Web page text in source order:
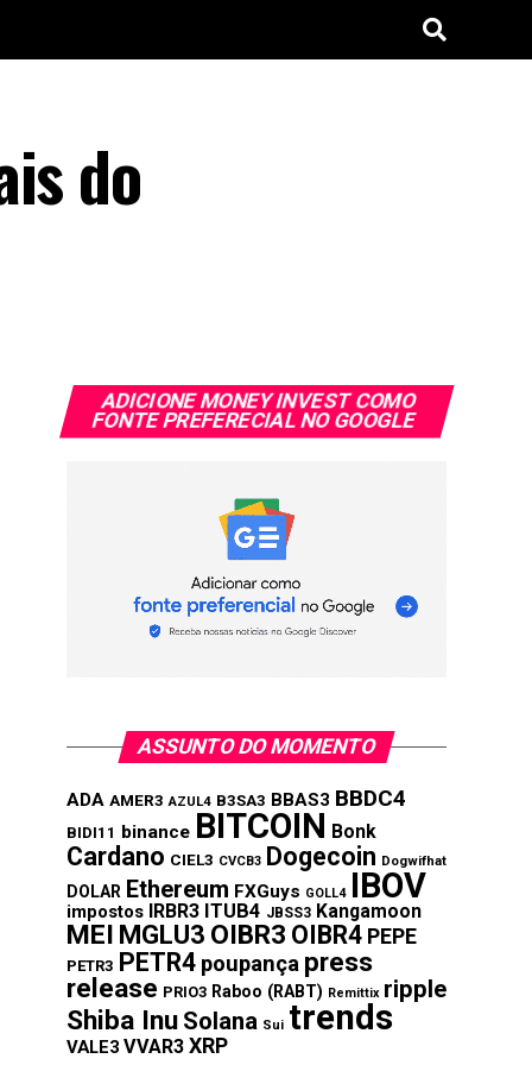
do
ADICIONE MONEY INVEST COMO
FONTE PREFERECIAL NO GOOGLE
ASSUNTO DO MOMENTO
ADA AMER3 AZUL4 B3SA3 BBAS3 BBDC4
BIDI11 binance BITCOIN Bonk
Cardano CIEL3 CVCB3 Dogecoin Dogwifhat
DOLAR Ethereum FXGuys GOLL4 IBOV
impostos IRBR3 ITUB4 JBSS3 Kangamoon
MEI MGLU3 OIBR3 OIBR4 PEPE
PETR3 PETR4 poupança press
release PRIO3 Raboo (RABT) Remittix ripple
Shiba Inu Solana Sui trends
VALE3 VVAR3 XRP